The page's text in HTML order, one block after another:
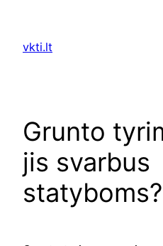
content
vkti.lt
Grunto
jis svarbus
statyboms?